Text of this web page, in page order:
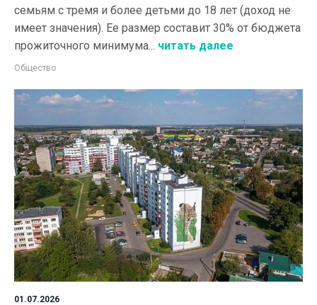
семьям с тремя и более детьми до 18 лет (доход не
имеет значения). Ее размер составит 30% от бюджета
прожиточного минимума... читать далее
Общество
01.07.2026